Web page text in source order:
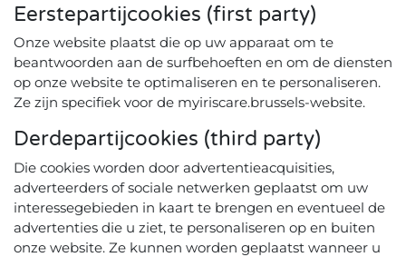
Eerstepartijcookies (first party)
Onze website plaatst die op uw apparaat om te
beantwoorden aan de surfbehoeften en om de diensten
op onze website te optimaliseren en te personaliseren.
Ze zijn specifiek voor de myiriscare.brussels-website.
Derdepartijcookies (third party)
Die cookies worden door advertentieacquisities,
adverteerders of sociale netwerken geplaatst om uw
interessegebieden in kaart te brengen en eventueel de
advertenties die u ziet, te personaliseren op en buiten
onze website. Ze kunnen worden geplaatst wanneer u